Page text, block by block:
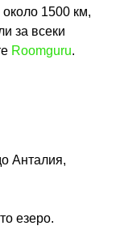
1500 км,
за всеки
Roomguru.
Анталия,
езеро.